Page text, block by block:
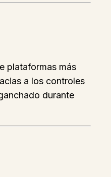
plataformas más
a los controles
durante